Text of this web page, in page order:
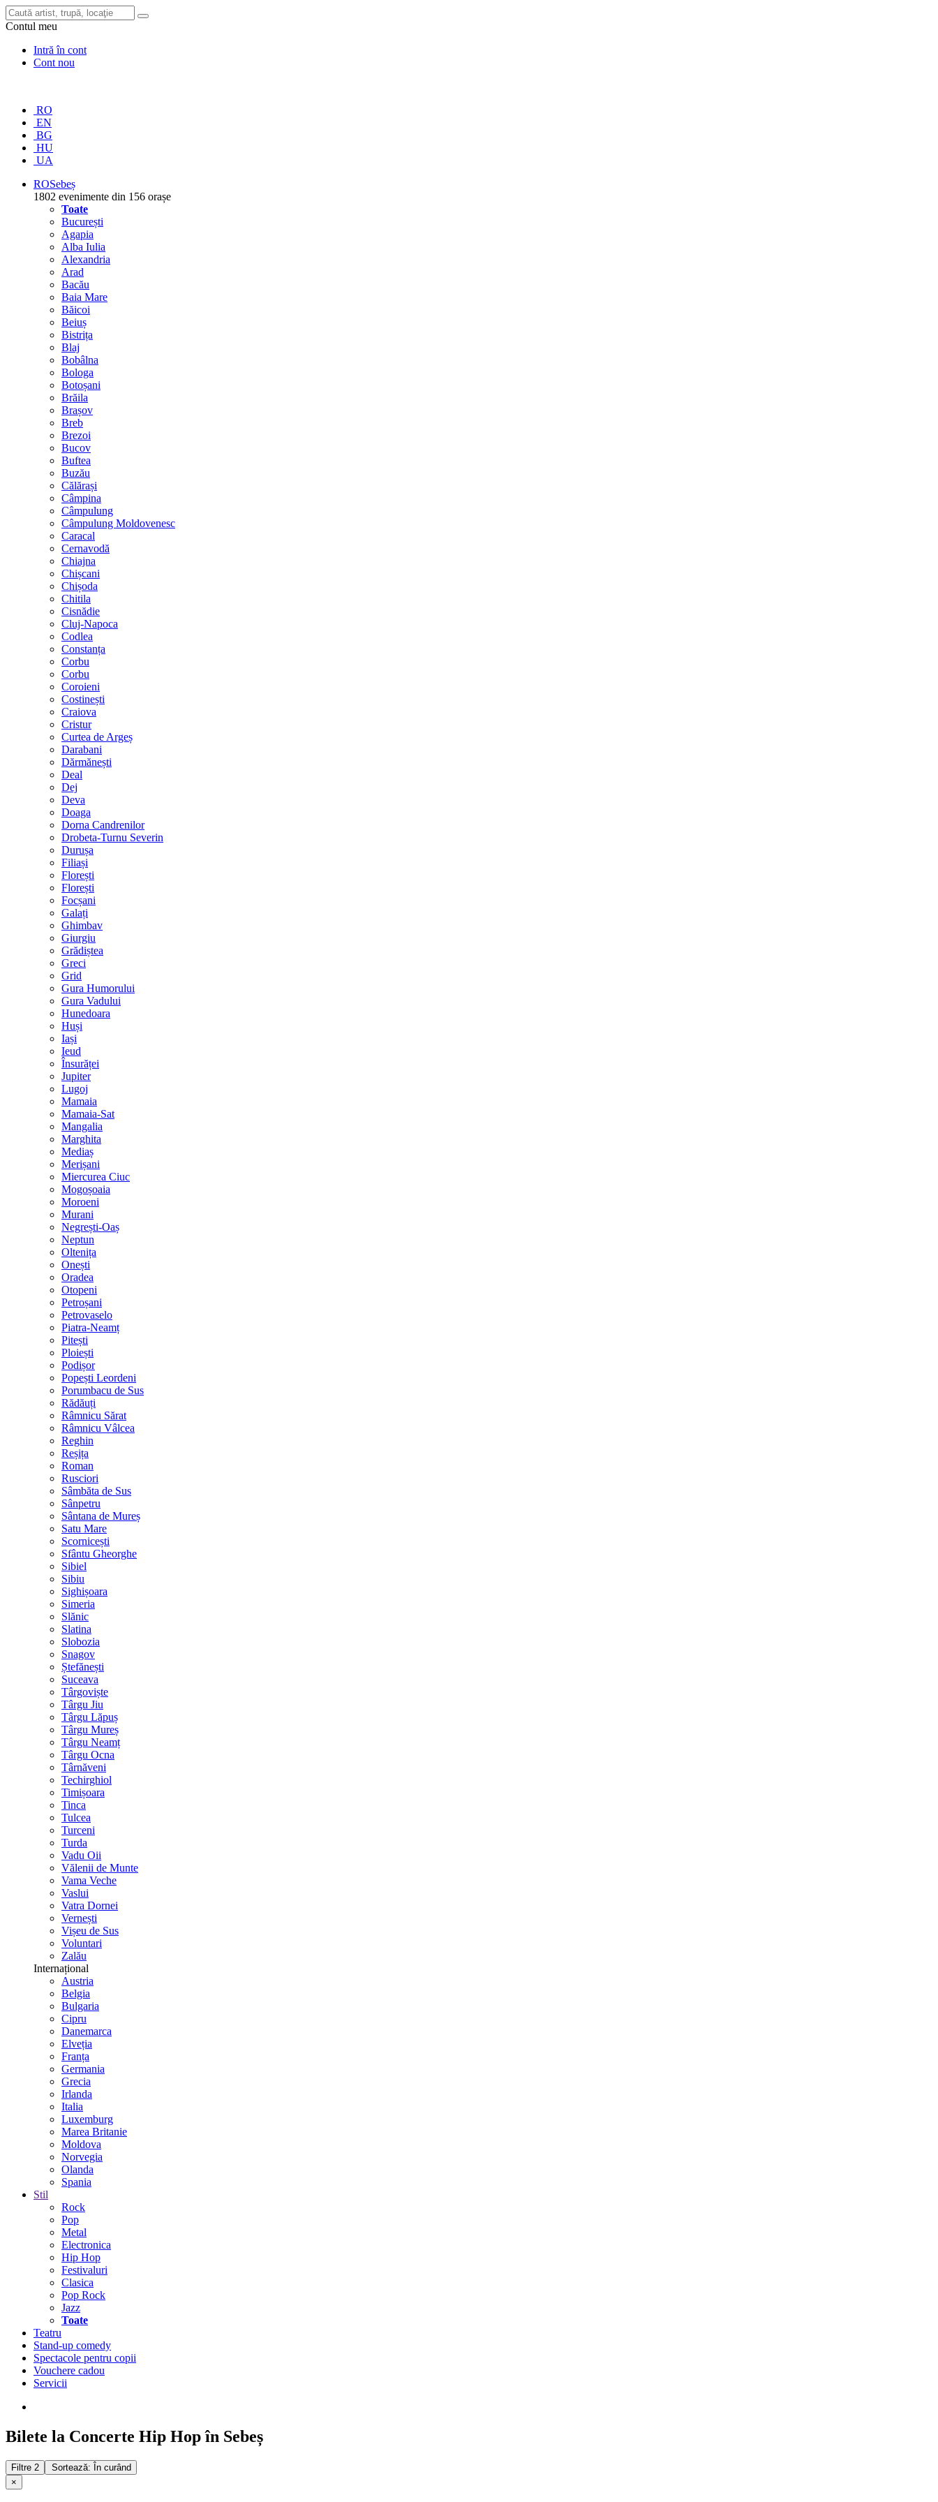
Contul meu
Intră în cont
Cont nou
RO
EN
BG
HU
UA
ROSebeș
1802 evenimente din 156 orașe
Toate
București
Agapia
Alba Iulia
Alexandria
Arad
Bacău
Baia Mare
Băicoi
Beiuș
Bistrița
Blaj
Bobâlna
Bologa
Botoșani
Brăila
Brașov
Breb
Brezoi
Bucov
Buftea
Buzău
Călărași
Câmpina
Câmpulung
Câmpulung Moldovenesc
Caracal
Cernavodă
Chiajna
Chișcani
Chișoda
Chitila
Cisnădie
Cluj-Napoca
Codlea
Constanța
Corbu
Corbu
Coroieni
Costinești
Craiova
Cristur
Curtea de Argeș
Darabani
Dărmănești
Deal
Dej
Deva
Doaga
Dorna Candrenilor
Drobeta-Turnu Severin
Durușa
Filiași
Florești
Florești
Focșani
Galați
Ghimbav
Giurgiu
Grădiștea
Greci
Grid
Gura Humorului
Gura Vadului
Hunedoara
Huși
Iași
Ieud
Însurăței
Jupiter
Lugoj
Mamaia
Mamaia-Sat
Mangalia
Marghita
Mediaș
Merișani
Miercurea Ciuc
Mogoșoaia
Moroeni
Murani
Negrești-Oaș
Neptun
Oltenița
Onești
Oradea
Otopeni
Petroșani
Petrovaselo
Piatra-Neamț
Pitești
Ploiești
Podișor
Popești Leordeni
Porumbacu de Sus
Rădăuți
Râmnicu Sărat
Râmnicu Vâlcea
Reghin
Reșița
Roman
Rusciori
Sâmbăta de Sus
Sânpetru
Sântana de Mureș
Satu Mare
Scornicești
Sfântu Gheorghe
Sibiel
Sibiu
Sighișoara
Simeria
Slănic
Slatina
Slobozia
Snagov
Ștefănești
Suceava
Târgoviște
Târgu Jiu
Târgu Lăpuș
Târgu Mureș
Târgu Neamț
Târgu Ocna
Târnăveni
Techirghiol
Timișoara
Tinca
Tulcea
Turceni
Turda
Vadu Oii
Vălenii de Munte
Vama Veche
Vaslui
Vatra Dornei
Vernești
Vișeu de Sus
Voluntari
Zalău
Internațional
Austria
Belgia
Bulgaria
Cipru
Danemarca
Elveția
Franța
Germania
Grecia
Irlanda
Italia
Luxemburg
Marea Britanie
Moldova
Norvegia
Olanda
Spania
Stil
Rock
Pop
Metal
Electronica
Hip Hop
Festivaluri
Clasica
Pop Rock
Jazz
Toate
Teatru
Stand-up comedy
Spectacole pentru copii
Vouchere cadou
Servicii
Bilete la Concerte Hip Hop în Sebeș
Filtre 2
Sortează: În curând
×